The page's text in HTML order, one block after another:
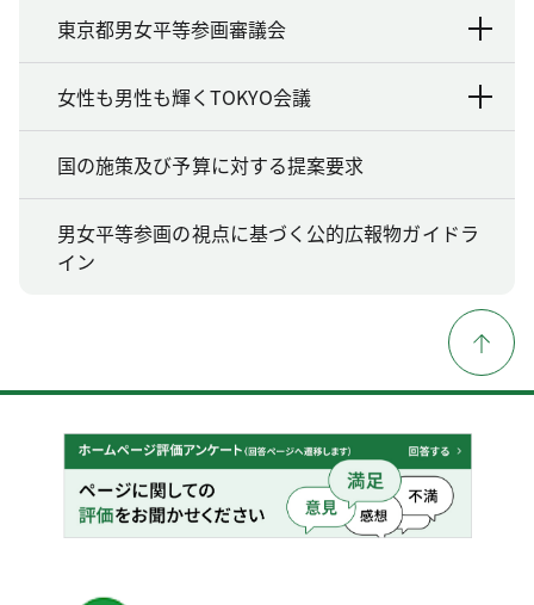
東京都男女平等参画審議会
女性も男性も輝くTOKYO会議
国の施策及び予算に対する提案要求
男女平等参画の視点に基づく公的広報物ガイドラ
イン